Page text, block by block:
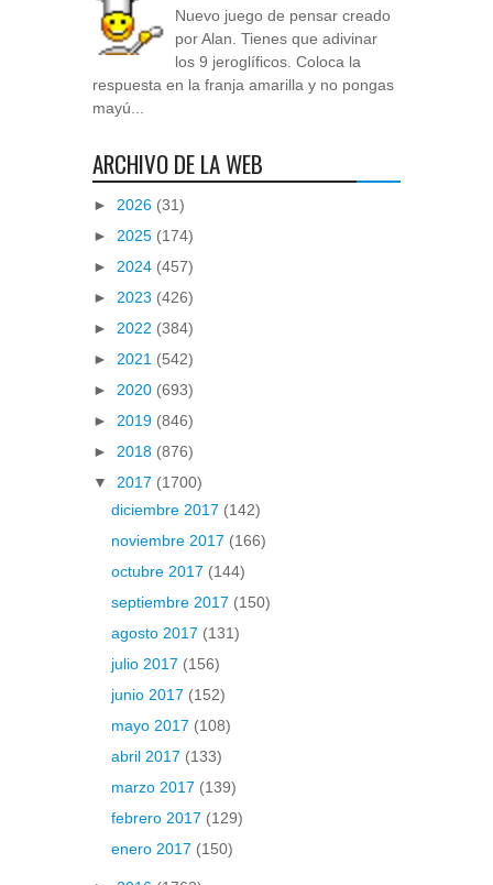
Nuevo juego de pensar creado
por Alan. Tienes que adivinar
los 9 jeroglíficos. Coloca la
respuesta en la franja amarilla y no pongas
mayú...
ARCHIVO DE LA WEB
► 2026 (31)
► 2025 (174)
► 2024 (457)
► 2023 (426)
► 2022 (384)
► 2021 (542)
► 2020 (693)
► 2019 (846)
► 2018 (876)
▼ 2017 (1700)
diciembre 2017 (142)
noviembre 2017 (166)
octubre 2017 (144)
septiembre 2017 (150)
agosto 2017 (131)
julio 2017 (156)
junio 2017 (152)
mayo 2017 (108)
abril 2017 (133)
marzo 2017 (139)
febrero 2017 (129)
enero 2017 (150)